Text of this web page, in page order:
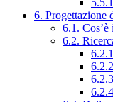
6. Progettazione
6.1.
6.2.